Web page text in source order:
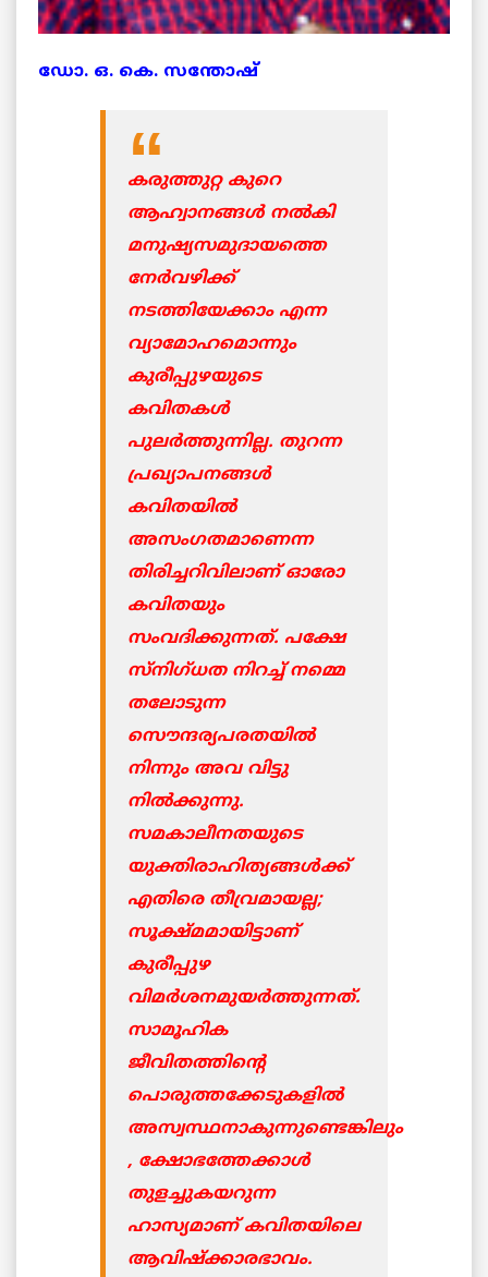
ഡോ. ഒ. കെ. സന്തോഷ്
കരുത്തുറ്റ കുറെ
ആഹ്വാനങ്ങള്‍ നല്‍കി
മനുഷ്യസമുദായത്തെ
നേര്‍വഴിക്ക്
നടത്തിയേക്കാം എന്ന
വ്യാമോഹമൊന്നും
കുരീപ്പുഴയുടെ
കവിതകള്‍
പുലര്‍ത്തുന്നില്ല. തുറന്ന
പ്രഖ്യാപനങ്ങള്‍
കവിതയില്‍
അസംഗതമാണെന്ന
തിരിച്ചറിവിലാണ് ഓരോ
കവിതയും
സംവദിക്കുന്നത്. പക്ഷേ
സ്നിഗ്ധത നിറച്ച് നമ്മെ
തലോടുന്ന
സൌന്ദര്യപരതയില്‍
നിന്നും അവ വിട്ടു
നില്‍ക്കുന്നു.
സമകാലീനതയുടെ
യുക്തിരാഹിത്യങ്ങള്‍ക്ക്
എതിരെ തീവ്രമായല്ല;
സൂക്ഷ്മമായിട്ടാണ്
കുരീപ്പുഴ
വിമര്‍ശനമുയര്‍ത്തുന്നത്.
സാമൂഹിക
ജീവിതത്തിന്റെ
പൊരുത്തക്കേടുകളില്‍
അസ്വസ്ഥനാകുന്നുണ്ടെങ്കിലും
, ക്ഷോഭത്തേക്കാള്‍
തുളച്ചുകയറുന്ന
ഹാസ്യമാണ് കവിതയിലെ
ആവിഷ്ക്കാരഭാവം.